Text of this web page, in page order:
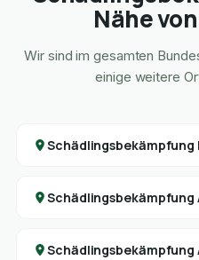
Nähe
Wir sind im gesamten
einige weitere
Schädlingsbekämpfung
Schädlingsbekämpfung